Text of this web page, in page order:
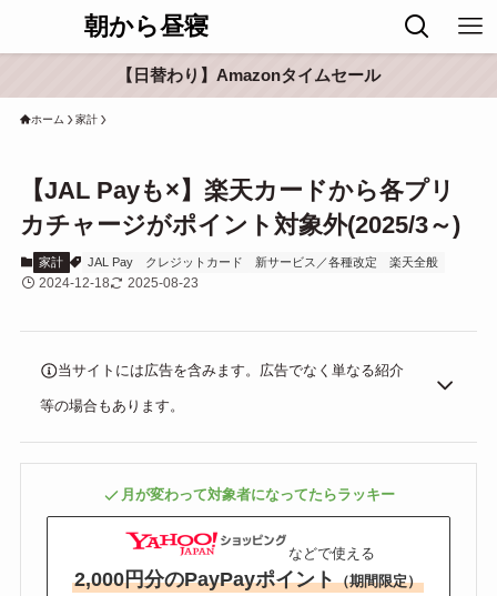
朝から昼寝
【日替わり】Amazonタイムセール
ホーム 家計
【JAL Payも×】楽天カードから各プリ
カチャージがポイント対象外(2025/3～)
家計 JAL Pay クレジットカード 新サービス／各種改定 楽天全般
2024-12-18 2025-08-23
当サイトには広告を含みます。広告でなく単なる紹介
等の場合もあります。
月が変わって対象者になってたらラッキー
などで使える
2,000円分のPayPayポイント（期間限定）